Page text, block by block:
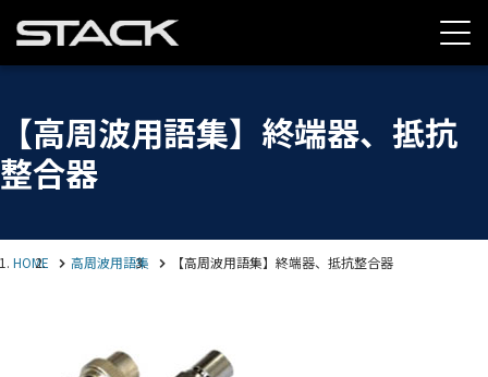
【高周波用語集】終端器、抵抗
整合器
HOME 高周波用語集 【高周波用語集】終端器、抵抗整合器